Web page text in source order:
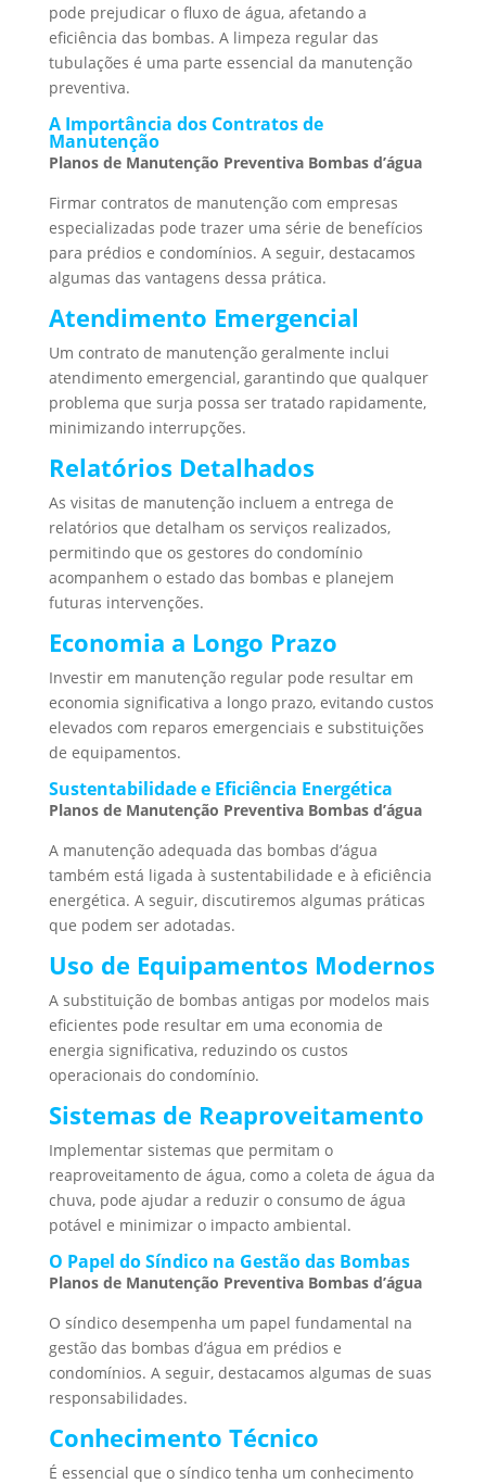
pode prejudicar o fluxo de água, afetando a
eficiência das bombas. A limpeza regular das
tubulações é uma parte essencial da manutenção
preventiva.
A Importância dos Contratos de
Manutenção
Planos de Manutenção Preventiva Bombas d’água
Firmar contratos de manutenção com empresas
especializadas pode trazer uma série de benefícios
para prédios e condomínios. A seguir, destacamos
algumas das vantagens dessa prática.
Atendimento Emergencial
Um contrato de manutenção geralmente inclui
atendimento emergencial, garantindo que qualquer
problema que surja possa ser tratado rapidamente,
minimizando interrupções.
Relatórios Detalhados
As visitas de manutenção incluem a entrega de
relatórios que detalham os serviços realizados,
permitindo que os gestores do condomínio
acompanhem o estado das bombas e planejem
futuras intervenções.
Economia a Longo Prazo
Investir em manutenção regular pode resultar em
economia significativa a longo prazo, evitando custos
elevados com reparos emergenciais e substituições
de equipamentos.
Sustentabilidade e Eficiência Energética
Planos de Manutenção Preventiva Bombas d’água
A manutenção adequada das bombas d’água
também está ligada à sustentabilidade e à eficiência
energética. A seguir, discutiremos algumas práticas
que podem ser adotadas.
Uso de Equipamentos Modernos
A substituição de bombas antigas por modelos mais
eficientes pode resultar em uma economia de
energia significativa, reduzindo os custos
operacionais do condomínio.
Sistemas de Reaproveitamento
Implementar sistemas que permitam o
reaproveitamento de água, como a coleta de água da
chuva, pode ajudar a reduzir o consumo de água
potável e minimizar o impacto ambiental.
O Papel do Síndico na Gestão das Bombas
Planos de Manutenção Preventiva Bombas d’água
O síndico desempenha um papel fundamental na
gestão das bombas d’água em prédios e
condomínios. A seguir, destacamos algumas de suas
responsabilidades.
Conhecimento Técnico
É essencial que o síndico tenha um conhecimento